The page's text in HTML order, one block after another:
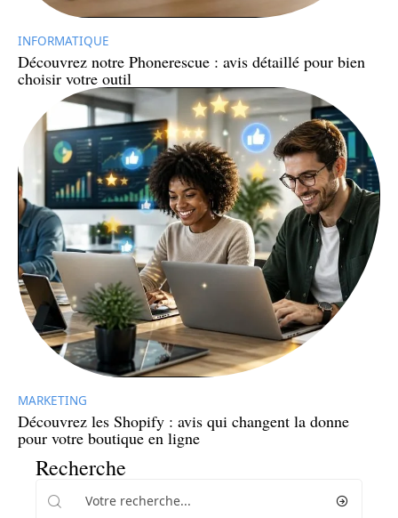
INFORMATIQUE
Découvrez notre Phonerescue : avis détaillé pour bien
choisir votre outil
MARKETING
Découvrez les Shopify : avis qui changent la donne
pour votre boutique en ligne
Recherche